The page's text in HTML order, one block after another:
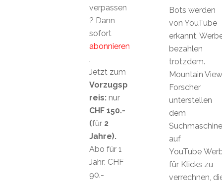
Bots werden
von YouTube
erkannt,
bezahlen
trotzdem.
Mountain
Forscher
unterstellen
dem
auf
YouTube
für Klicks zu
verrechnen,
verpassen
? Dann
sofort
abonnieren
.
Jetzt zum
Vorzugsp
reis: nur
CHF 150.-
(für 2
Jahre).
Abo für 1
Jahr: CHF
90.-